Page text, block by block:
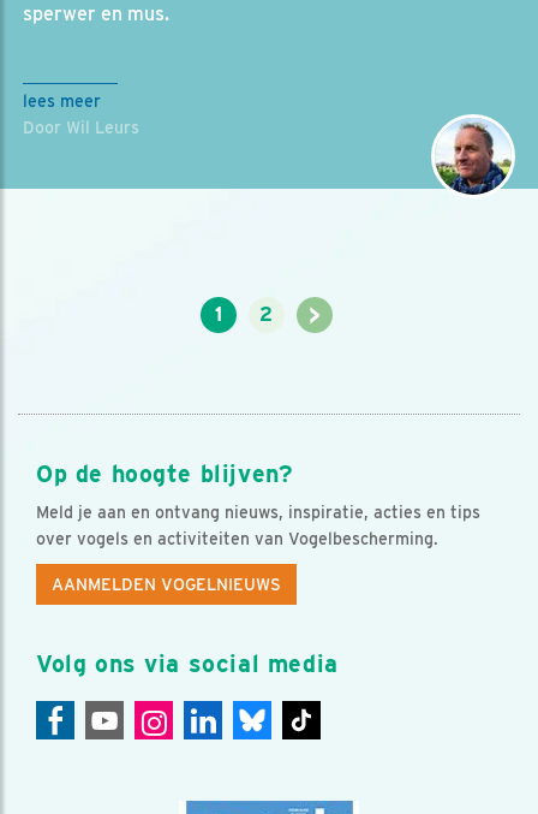
sperwer en mus.
lees meer
Door Wil Leurs
1 2 >
Op de hoogte blijven?
Meld je aan en ontvang nieuws, inspiratie, acties en tips
over vogels en activiteiten van Vogelbescherming.
AANMELDEN VOGELNIEUWS
Volg ons via social media